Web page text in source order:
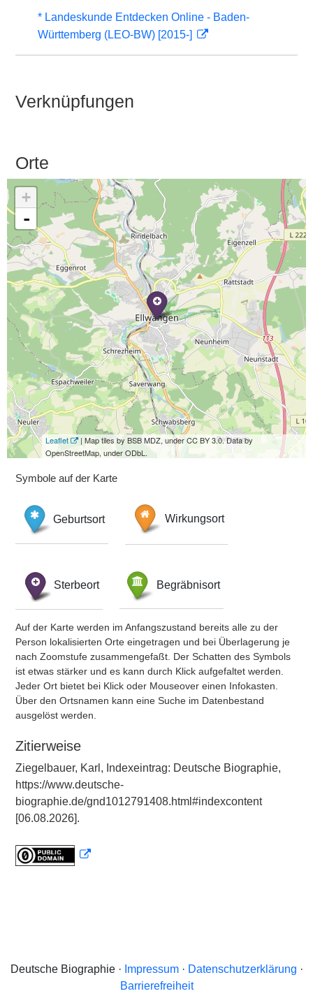
* Landeskunde Entdecken Online - Baden-
Württemberg (LEO-BW) [2015-]
Verknüpfungen
Orte
+
-
Leaflet
| Map tiles by BSB MDZ, under CC BY 3.0. Data by
OpenStreetMap, under ODbL.
Symbole auf der Karte
Geburtsort Wirkungsort
Sterbeort Begräbnisort
Auf der Karte werden im Anfangszustand bereits alle zu der
Person lokalisierten Orte eingetragen und bei Überlagerung je
nach Zoomstufe zusammengefaßt. Der Schatten des Symbols
ist etwas stärker und es kann durch Klick aufgefaltet werden.
Jeder Ort bietet bei Klick oder Mouseover einen Infokasten.
Über den Ortsnamen kann eine Suche im Datenbestand
ausgelöst werden.
Zitierweise
Ziegelbauer, Karl, Indexeintrag: Deutsche Biographie,
https://www.deutsche-
biographie.de/gnd1012791408.html#indexcontent
[06.08.2026].
Deutsche Biographie · Impressum· Datenschutzerklärung ·
Barrierefreiheit